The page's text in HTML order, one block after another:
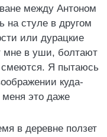
между Антоном
на стуле в другом
или дурацкие
мне в уши, болтают
смеются. Я пытаюсь
куда-
это даже
в деревне ползет